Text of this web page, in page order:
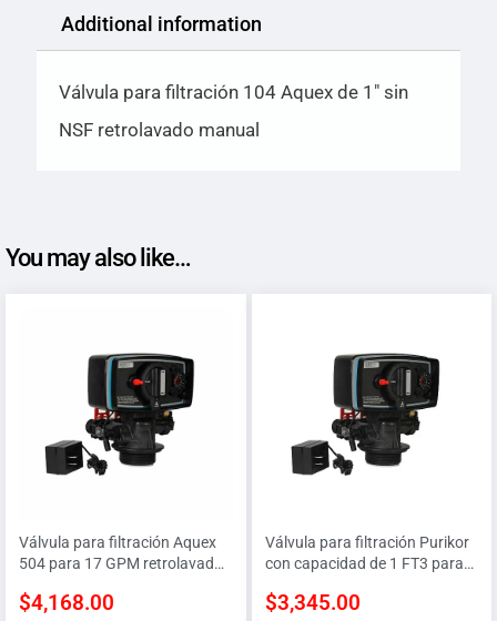
Additional information
Válvula para filtración 104 Aquex de 1″ sin
NSF retrolavado manual
You may also like…
Válvula para filtración Aquex
504 para 17 GPM retrolavado
$4,168.00
Válvula para filtración Purikor
con capacidad de 1 FT3 para
retrolavado por tiempo
$3,345.00